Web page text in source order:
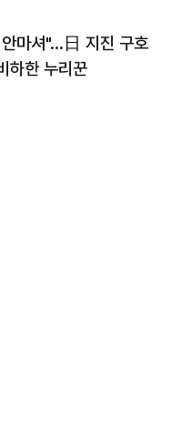
마셔"…日 지진 구호
하한 누리꾼